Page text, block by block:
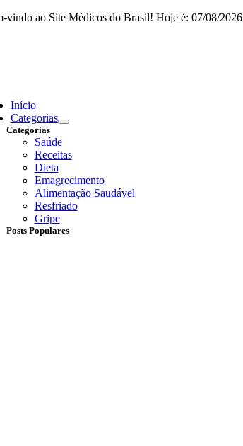
Skip
vindo ao Site Médicos do Brasil! Hoje é: 07/08/2026
Início
Categorias
Categorias
Saúde
Receitas
Dieta
Emagrecimento
Alimentação Saudável
Resfriado
Gripe
Posts Populares